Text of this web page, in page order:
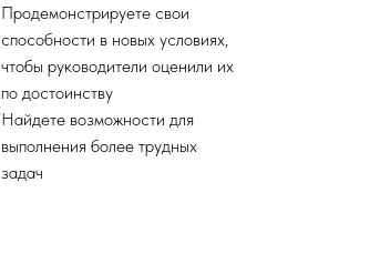
Продемонстрируете свои
способности в новых условиях,
чтобы руководители оценили их
по достоинству
Найдете возможности для
выполнения более трудных
задач